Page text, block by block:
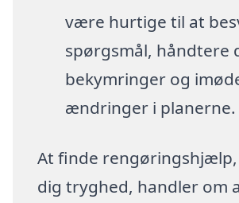
være hurtige til at
spørgsmål, håndtere
bekymringer og
ændringer i planerne.
At finde
dig tryghed, handler om